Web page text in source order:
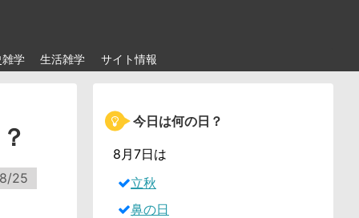
学 生活雑学 サイト情報
25
今日は何の日？
8月7日は
立秋
鼻の日